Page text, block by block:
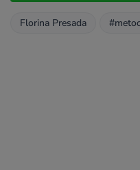
Florina Presada